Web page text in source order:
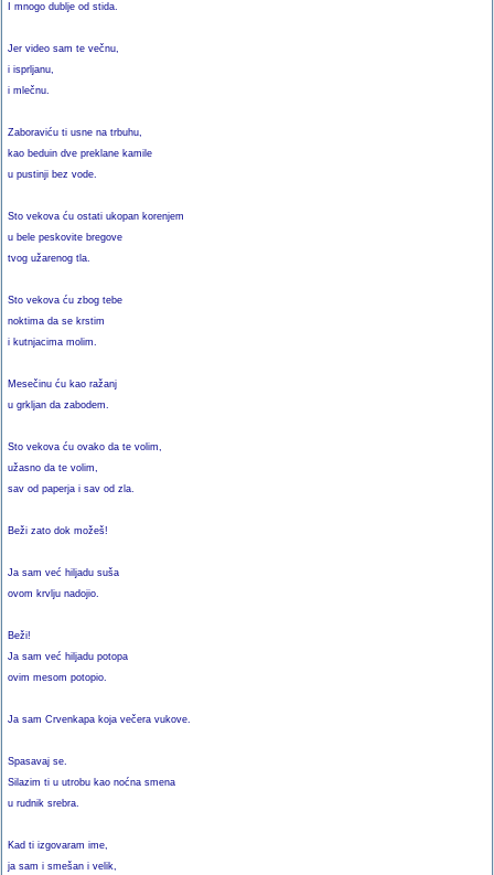
I mnogo dublje od stida.
Jer video sam te večnu,
i isprljanu,
i mlečnu.
Zaboraviću ti usne na trbuhu,
kao beduin dve preklane kamile
u pustinji bez vode.
Sto vekova ću ostati ukopan korenjem
u bele peskovite bregove
tvog užarenog tla.
Sto vekova ću zbog tebe
noktima da se krstim
i kutnjacima molim.
Mesečinu ću kao ražanj
u grkljan da zabodem.
Sto vekova ću ovako da te volim,
užasno da te volim,
sav od paperja i sav od zla.
Beži zato dok možeš!
Ja sam već hiljadu suša
ovom krvlju nadojio.
Beži!
Ja sam već hiljadu potopa
ovim mesom potopio.
Ja sam Crvenkapa koja večera vukove.
Spasavaj se.
Silazim ti u utrobu kao noćna smena
u rudnik srebra.
Kad ti izgovaram ime,
ja sam i smešan i velik,